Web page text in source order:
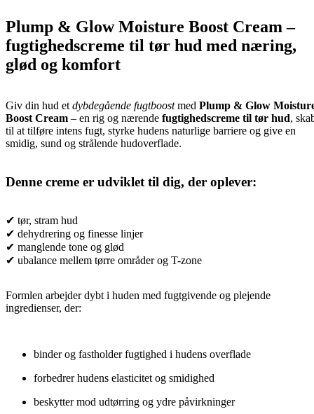
Plump & Glow Moisture Boost Cream –
fugtighedscreme til tør hud med næring,
glød og komfort
Giv din hud et dybdegående fugtboostmed Plump & Glow
Boost Cream – en rig og nærende fugtighedscreme til tør hud,
til at tilføre intens fugt, styrke hudens naturlige barriere og give en
smidig, sund og strålende hudoverflade.
Denne creme er udviklet til dig, der oplever:
✔ tør, stram hud
✔ dehydrering og finesse linjer
✔ manglende tone og glød
✔ ubalance mellem tørre områder og T-zone
Formlen arbejder dybt i huden med fugtgivende og plejende
ingredienser, der:
binder og fastholder fugtighed i hudens overflade
forbedrer hudens elasticitet og smidighed
beskytter mod udtørring og ydre påvirkninger